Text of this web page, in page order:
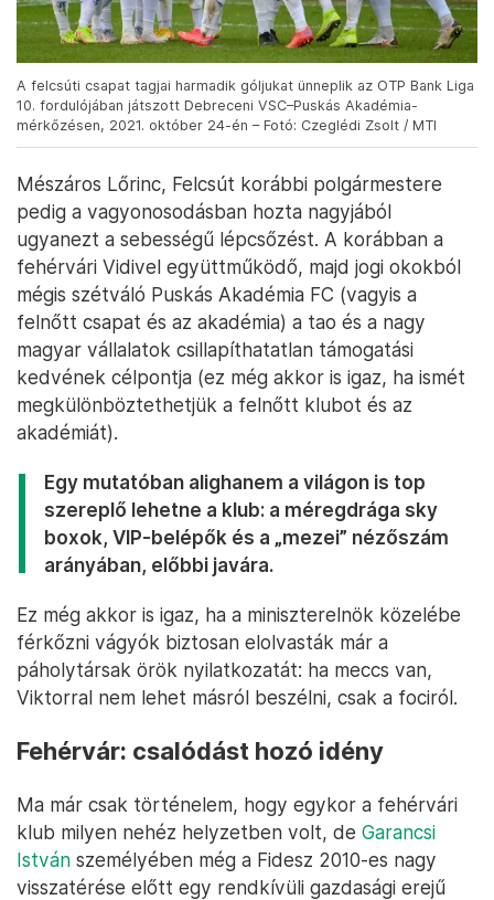
A felcsúti csapat tagjai harmadik góljukat ünneplik az OTP Bank Liga
10. fordulójában játszott Debreceni VSC–Puskás Akadémia-
mérkőzésen, 2021. október 24-én – Fotó: Czeglédi Zsolt / MTI
Mészáros Lőrinc, Felcsút korábbi polgármestere
pedig a vagyonosodásban hozta nagyjából
ugyanezt a sebességű lépcsőzést. A korábban a
fehérvári Vidivel együttműködő, majd jogi okokból
mégis szétváló Puskás Akadémia FC (vagyis a
felnőtt csapat és az akadémia) a tao és a nagy
magyar vállalatok csillapíthatatlan támogatási
kedvének célpontja (ez még akkor is igaz, ha ismét
megkülönböztethetjük a felnőtt klubot és az
akadémiát).
Egy mutatóban alighanem a világon is top
szereplő lehetne a klub: a méregdrága sky
boxok, VIP-belépők és a „mezei” nézőszám
arányában, előbbi javára.
Ez még akkor is igaz, ha a miniszterelnök közelébe
férkőzni vágyók biztosan elolvasták már a
páholytársak örök nyilatkozatát: ha meccs van,
Viktorral nem lehet másról beszélni, csak a fociról.
Fehérvár: csalódást hozó idény
Ma már csak történelem, hogy egykor a fehérvári
klub milyen nehéz helyzetben volt, de Garancsi
István személyében még a Fidesz 2010-es nagy
visszatérése előtt egy rendkívüli gazdasági erejű